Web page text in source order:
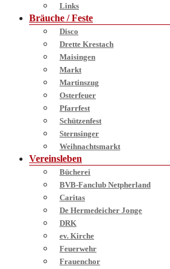
Links
Bräuche / Feste
Disco
Drette Krestach
Maisingen
Markt
Martinszug
Osterfeuer
Pfarrfest
Schützenfest
Sternsinger
Weihnachtsmarkt
Vereinsleben
Bücherei
BVB-Fanclub Netpherland
Caritas
De Hermedeicher Jonge
DRK
ev. Kirche
Feuerwehr
Frauenchor